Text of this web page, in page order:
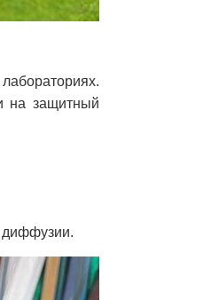
на защитный
диффузии.